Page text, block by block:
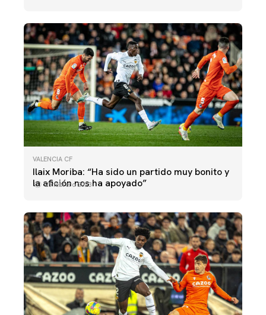
VALENCIA CF
Ilaix Moriba: “Ha sido un partido muy bonito y
la afición nos ha apoyado”
25 febrero 2023